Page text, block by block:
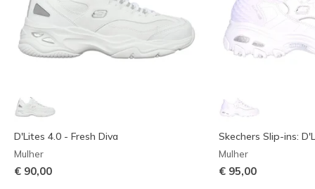
D'Lites 4.0 - Fresh Diva
Mulher
€ 90,00
Skechers Slip-ins:
Mulher
€ 95,00